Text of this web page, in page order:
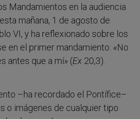
Mandamientos en la audiencia
mañana, 1 de agosto de
VI, y ha reflexionado sobre los
en el primer mandamiento: «No
antes que a mí» (Ex 20,3).
–ha recordado el Pontífice–
o imágenes de cualquier tipo